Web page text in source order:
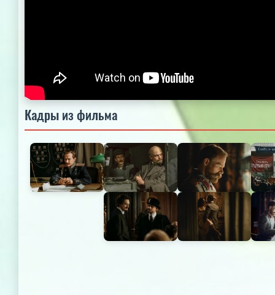
Кадры из фильма